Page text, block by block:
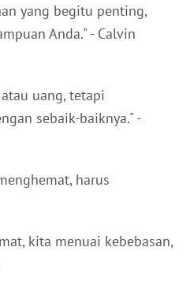
yang begitu penting,
Anda." - Calvin
uang, tetapi
sebaik-baiknya." -
harus
kita menuai kebebasan,